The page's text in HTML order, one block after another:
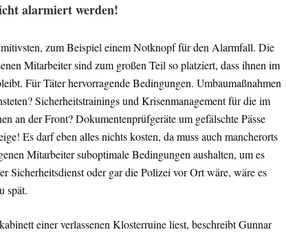
alarmiert werden!
zum Beispiel einem Notknopf für den Alarmfall. Die
Mitarbeiter sind zum großen Teil so platziert, dass ihnen im
Für Täter hervorragende Bedingungen. Umbaumaßnahmen
Sicherheitstrainings und Krisenmanagement für die im
an der Front? Dokumentenprüfgeräte um gefälschte Pässe
Es darf eben alles nichts kosten, da muss auch mancherorts
Mitarbeiter suboptimale Bedingungen aushalten, um es
Sicherheitsdienst oder gar die Polizei vor Ort wäre, wäre es
spät.
einer verlassenen Klosterruine liest, beschreibt Gunnar